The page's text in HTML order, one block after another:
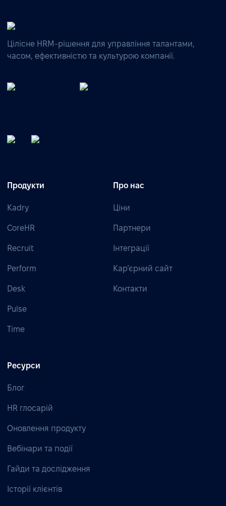
Цілісне HRM-рішення для управління талантами,
часом, ефективністю та культурою компанії.
Продукти
Kadry
CoreHR
Recruit
Perform
Desk
Pulse
Time
Про нас
Ціни
Партнери
Інтеграції
Кар’єрний сайт
Контакти
Ресурси
Блог
HR глосарій
Оновлення продукту
Вебінари та події
Гайди та дослідження
Історії клієнтів